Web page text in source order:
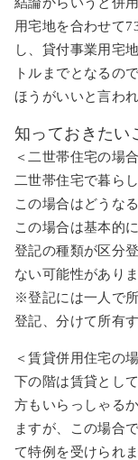
用宅地を合わせて
し、貸付事業用宅
トルまでとなるの
ほうがいいと言わ
知っておきたい
＜二世帯住宅の場
二世帯住宅で暮ら
この場合はどうな
この場合は基本的
登記の種類が区分
ない可能性がありま
※登記には一人で
登記、分けて所有
＜賃貸併用住宅の
下の階は賃貸とし
方もいらっしゃる
ますが、この場合
て特例を受けられま